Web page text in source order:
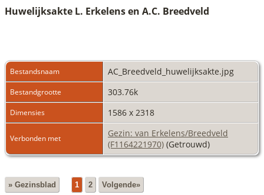
Huwelijksakte L. Erkelens en A.C. Breedveld
Bestandsnaam AC_Breedveld_huwelijksakte.jpg
Bestandgrootte 303.76k
Dimensies 1586 x 2318
Verbonden met
Gezin: van Erkelens/Breedveld
(F1164221970) (Getrouwd)
» Gezinsblad 1 2 Volgende»